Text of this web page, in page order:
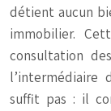
détient aucun
immobilier.
consultation
l’intermédiaire
suffit pas : il